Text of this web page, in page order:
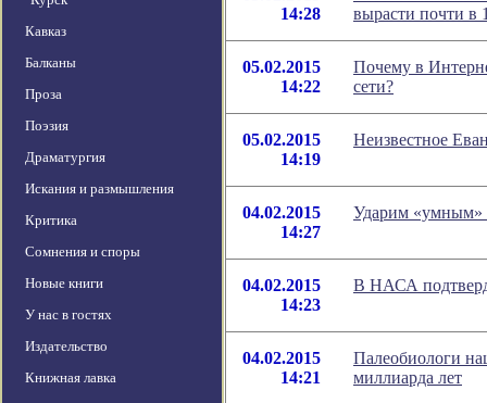
Кавказ
Балканы
Проза
Поэзия
Драматургия
Искания и размышления
Критика
Сомнения и споры
Новые книги
У нас в гостях
Издательство
Книжная лавка
14:28
вырасти почти в
05.02.2015
14:22
Почему в
сети?
05.02.2015
14:19
Неизвестное
04.02.2015
14:27
Ударим «умным»
04.02.2015
14:23
В НАСА
04.02.2015
14:21
Палеобиологи
миллиарда лет